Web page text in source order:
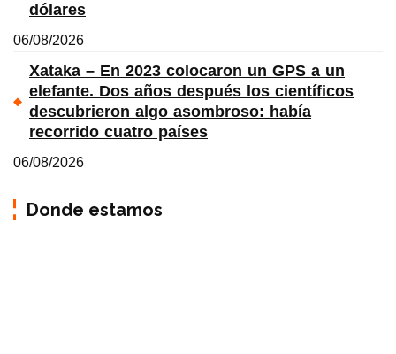
dólares
06/08/2026
Xataka – En 2023 colocaron un GPS a un
elefante. Dos años después los científicos
descubrieron algo asombroso: había
recorrido cuatro países
06/08/2026
Donde estamos